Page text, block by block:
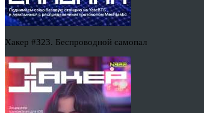
Хакер #323. Беспроводной самопал